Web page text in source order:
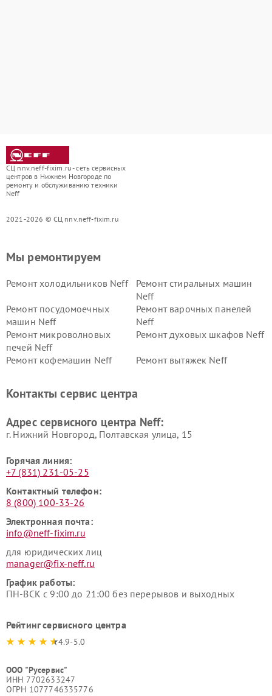
СЦ nnv.neff-fixim.ru - сеть сервисных
центров в Нижнем Новгороде по
ремонту и обслуживанию техники
Neff
2021-2026 © СЦ nnv.neff-fixim.ru
Мы ремонтируем
Ремонт холодильников Neff
Ремонт стиральных машин
Neff
Ремонт посудомоечных
машин Neff
Ремонт варочных панелей
Neff
Ремонт микроволновых
печей Neff
Ремонт духовых шкафов Neff
Ремонт кофемашин Neff Ремонт вытяжек Neff
Контакты сервис центра
Адрес сервисного центра Neff:
г. Нижний Новгород, Полтавская улица, 15
Горячая линия:
+7 (831) 231-05-25
Контактный телефон:
8 (800) 100-33-26
Электронная почта:
info@neff-fixim.ru
для юридических лиц
manager@fix-neff.ru
График работы:
ПН-ВСК с 9:00 до 21:00 без перерывов и выходных
Рейтинг сервисного центра
4.9-5.0
ООО "Русервис"
ИНН 7702633247
ОГРН 1077746335776